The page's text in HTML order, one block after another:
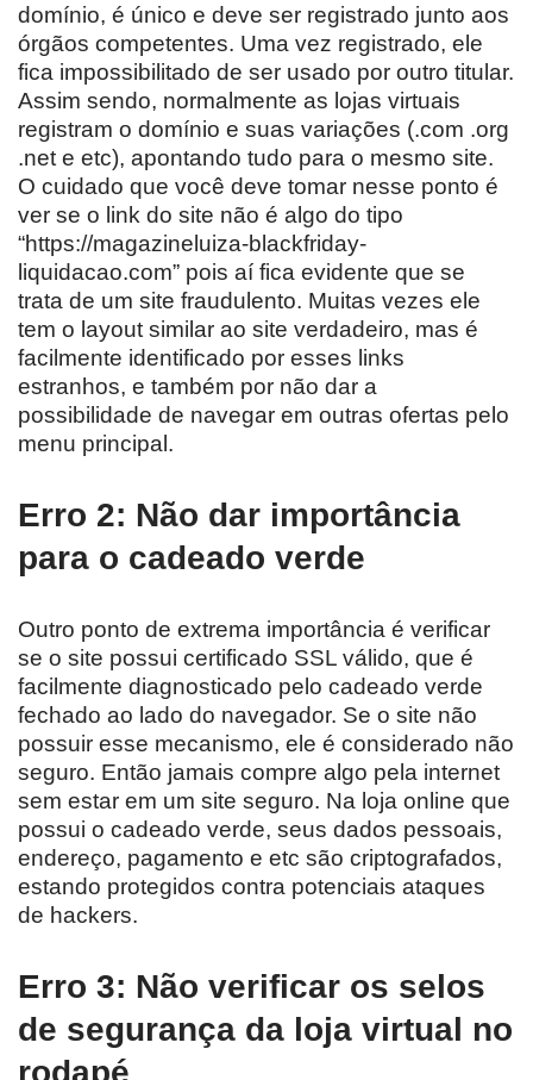
domínio, é único e deve ser registrado junto aos
órgãos competentes. Uma vez registrado, ele
fica impossibilitado de ser usado por outro titular.
Assim sendo, normalmente as lojas virtuais
registram o domínio e suas variações (.com .org
.net e etc), apontando tudo para o mesmo site.
O cuidado que você deve tomar nesse ponto é
ver se o link do site não é algo do tipo
“https://magazineluiza-blackfriday-
liquidacao.com” pois aí fica evidente que se
trata de um site fraudulento. Muitas vezes ele
tem o layout similar ao site verdadeiro, mas é
facilmente identificado por esses links
estranhos, e também por não dar a
possibilidade de navegar em outras ofertas pelo
menu principal.
Erro 2: Não dar importância
para o cadeado verde
Outro ponto de extrema importância é verificar
se o site possui certificado SSL válido, que é
facilmente diagnosticado pelo cadeado verde
fechado ao lado do navegador. Se o site não
possuir esse mecanismo, ele é considerado não
seguro. Então jamais compre algo pela internet
sem estar em um site seguro. Na loja online que
possui o cadeado verde, seus dados pessoais,
endereço, pagamento e etc são criptografados,
estando protegidos contra potenciais ataques
de hackers.
Erro 3: Não verificar os selos
de segurança da loja virtual no
rodapé